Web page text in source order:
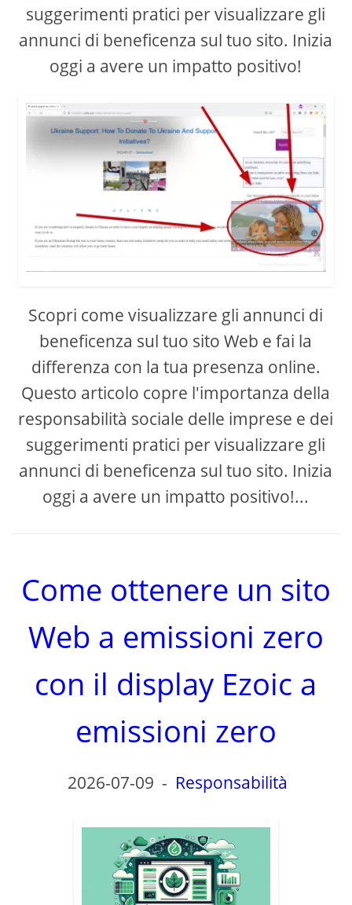
e
o
suggerimenti pratici per visualizzare gli
annunci di beneficenza sul tuo sito. Inizia
oggi a avere un impatto positivo!
Scopri come visualizzare gli annunci di
beneficenza sul tuo sito Web e fai la
differenza con la tua presenza online.
Questo articolo copre l'importanza della
responsabilità sociale delle imprese e dei
suggerimenti pratici per visualizzare gli
annunci di beneficenza sul tuo sito. Inizia
oggi a avere un impatto positivo!...
Come ottenere un sito
Web a emissioni zero
con il display Ezoic a
emissioni zero
2026-07-09 - Responsabilità